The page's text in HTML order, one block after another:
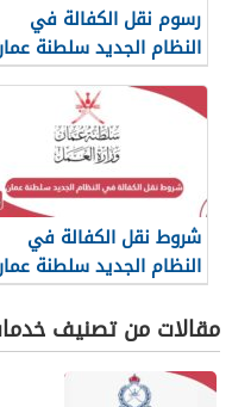
رسوم نقل الكفالة في
النظام الجديد سلطنة
2026
شروط نقل الكفالة في
النظام الجديد سلطنة
2026
مقالات من تصنيف